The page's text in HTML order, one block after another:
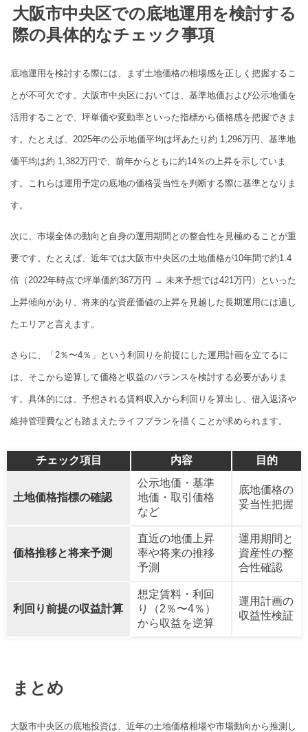
大阪市中央区での底地運用を検討する
際の具体的なチェック事項
底地運用を検討する際には、まず土地価格の相場感を正しく把握するこ
とが不可欠です。大阪市中央区においては、基準地価および公示地価を
活用することで、坪単価や変動率といった指標から価格感を把握できま
す。たとえば、2025年の公示地価平均は坪あたり約 1,296万円、基準地
価平均は約 1,382万円で、前年からともに約14％の上昇を示していま
す。これらは運用予定の底地の価格妥当性を判断する際に基準となりま
す。
次に、市場全体の動向と自身の運用期間との整合性を見極めることが重
要です。たとえば、近年では大阪市中央区の土地価格が10年間で約1.4
倍（2022年時点で坪単価約367万円 → 未来予想では421万円）といった
上昇傾向があり、将来的な資産価値の上昇を見越した長期運用には適し
たエリアと言えます。
さらに、「2％〜4％」という利回りを前提にした運用計画を立てるに
は、そこから逆算して価格と収益のバランスを検討する必要がありま
す。具体的には、予想される賃料収入から利回りを算出し、借入返済や
維持管理費なども踏まえたライフプランを描くことが求められます。
チェック項目 内容 目的
土地価格指標の確認
公示地価・基準
地価・取引価格
など
底地価格の
妥当性把握
価格推移と将来予測
直近の地価上昇
率や将来の推移
予測
運用期間と
資産性の整
合性確認
利回り前提の収益計算
想定賃料・利回
り（2％〜4％）
から収益を逆算
運用計画の
収益性検証
まとめ
大阪市中央区の底地投資は、近年の土地価格相場や市場動向から推測し